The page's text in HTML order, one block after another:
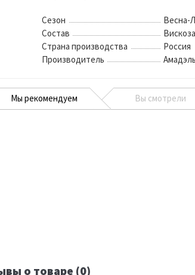
Сезон
Весна-
Состав
Страна производства
Россия
Производитель
Амадэль
Мы рекомендуем Вы смотрели
о товаре (0)